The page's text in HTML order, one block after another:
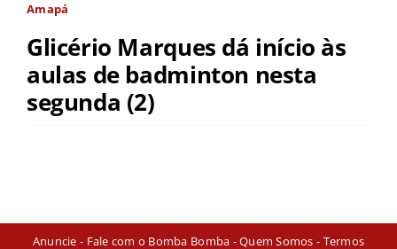
Amapá
Glicério Marques dá início às
aulas de badminton nesta
segunda (2)
Anuncie - Fale com o Bomba Bomba -Quem Somos - Termos